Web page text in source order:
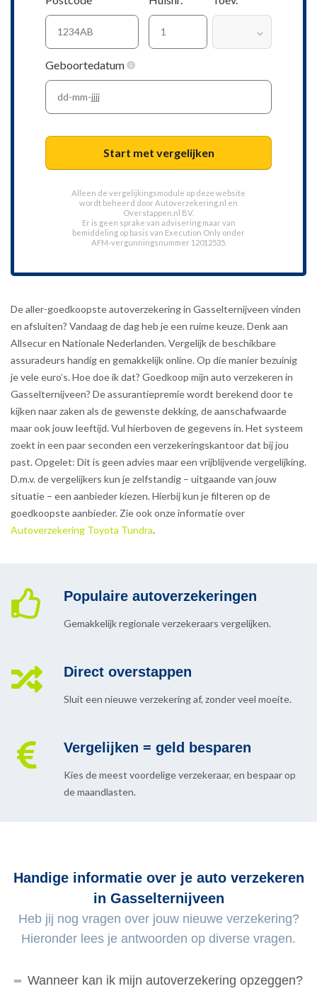
Geboortedatum
Start met vergelijken
Alleen de vergelijkingsmodule op deze website
wordt beheerd door Autoverzekering.nl en
Overstappen.nl BV.
Er is geen sprake van advisering maar van
bemiddeling op basis van Execution Only onder
AFM-vergunningsnummer 12012535.
De aller-goedkoopste autoverzekering in Gasselternijveen vinden
en afsluiten? Vandaag de dag heb je een ruime keuze. Denk aan
Allsecur en Nationale Nederlanden. Vergelijk de beschikbare
assuradeurs handig en gemakkelijk online. Op die manier bezuinig
je vele euro’s. Hoe doe ik dat? Goedkoop mijn auto verzekeren in
Gasselternijveen? De assurantiepremie wordt berekend door te
kijken naar zaken als de gewenste dekking, de aanschafwaarde
maar ook jouw leeftijd. Vul hierboven de gegevens in. Het systeem
zoekt in een paar seconden een verzekeringskantoor dat bij jou
past. Opgelet: Dit is geen advies maar een vrijblijvende vergelijking.
D.m.v. de vergelijkers kun je zelfstandig – uitgaande van jouw
situatie – een aanbieder kiezen. Hierbij kun je filteren op de
goedkoopste aanbieder. Zie ook onze informatie over
Autoverzekering Toyota Tundra.
Populaire autoverzekeringen
Gemakkelijk regionale verzekeraars vergelijken.
Direct overstappen
Sluit een nieuwe verzekering af, zonder veel moeite.
Vergelijken = geld besparen
Kies de meest voordelige verzekeraar, en bespaar op
de maandlasten.
Handige informatie over je auto verzekeren
in Gasselternijveen
Heb jij nog vragen over jouw nieuwe verzekering?
Hieronder lees je antwoorden op diverse vragen.
Wanneer kan ik mijn autoverzekering opzeggen?